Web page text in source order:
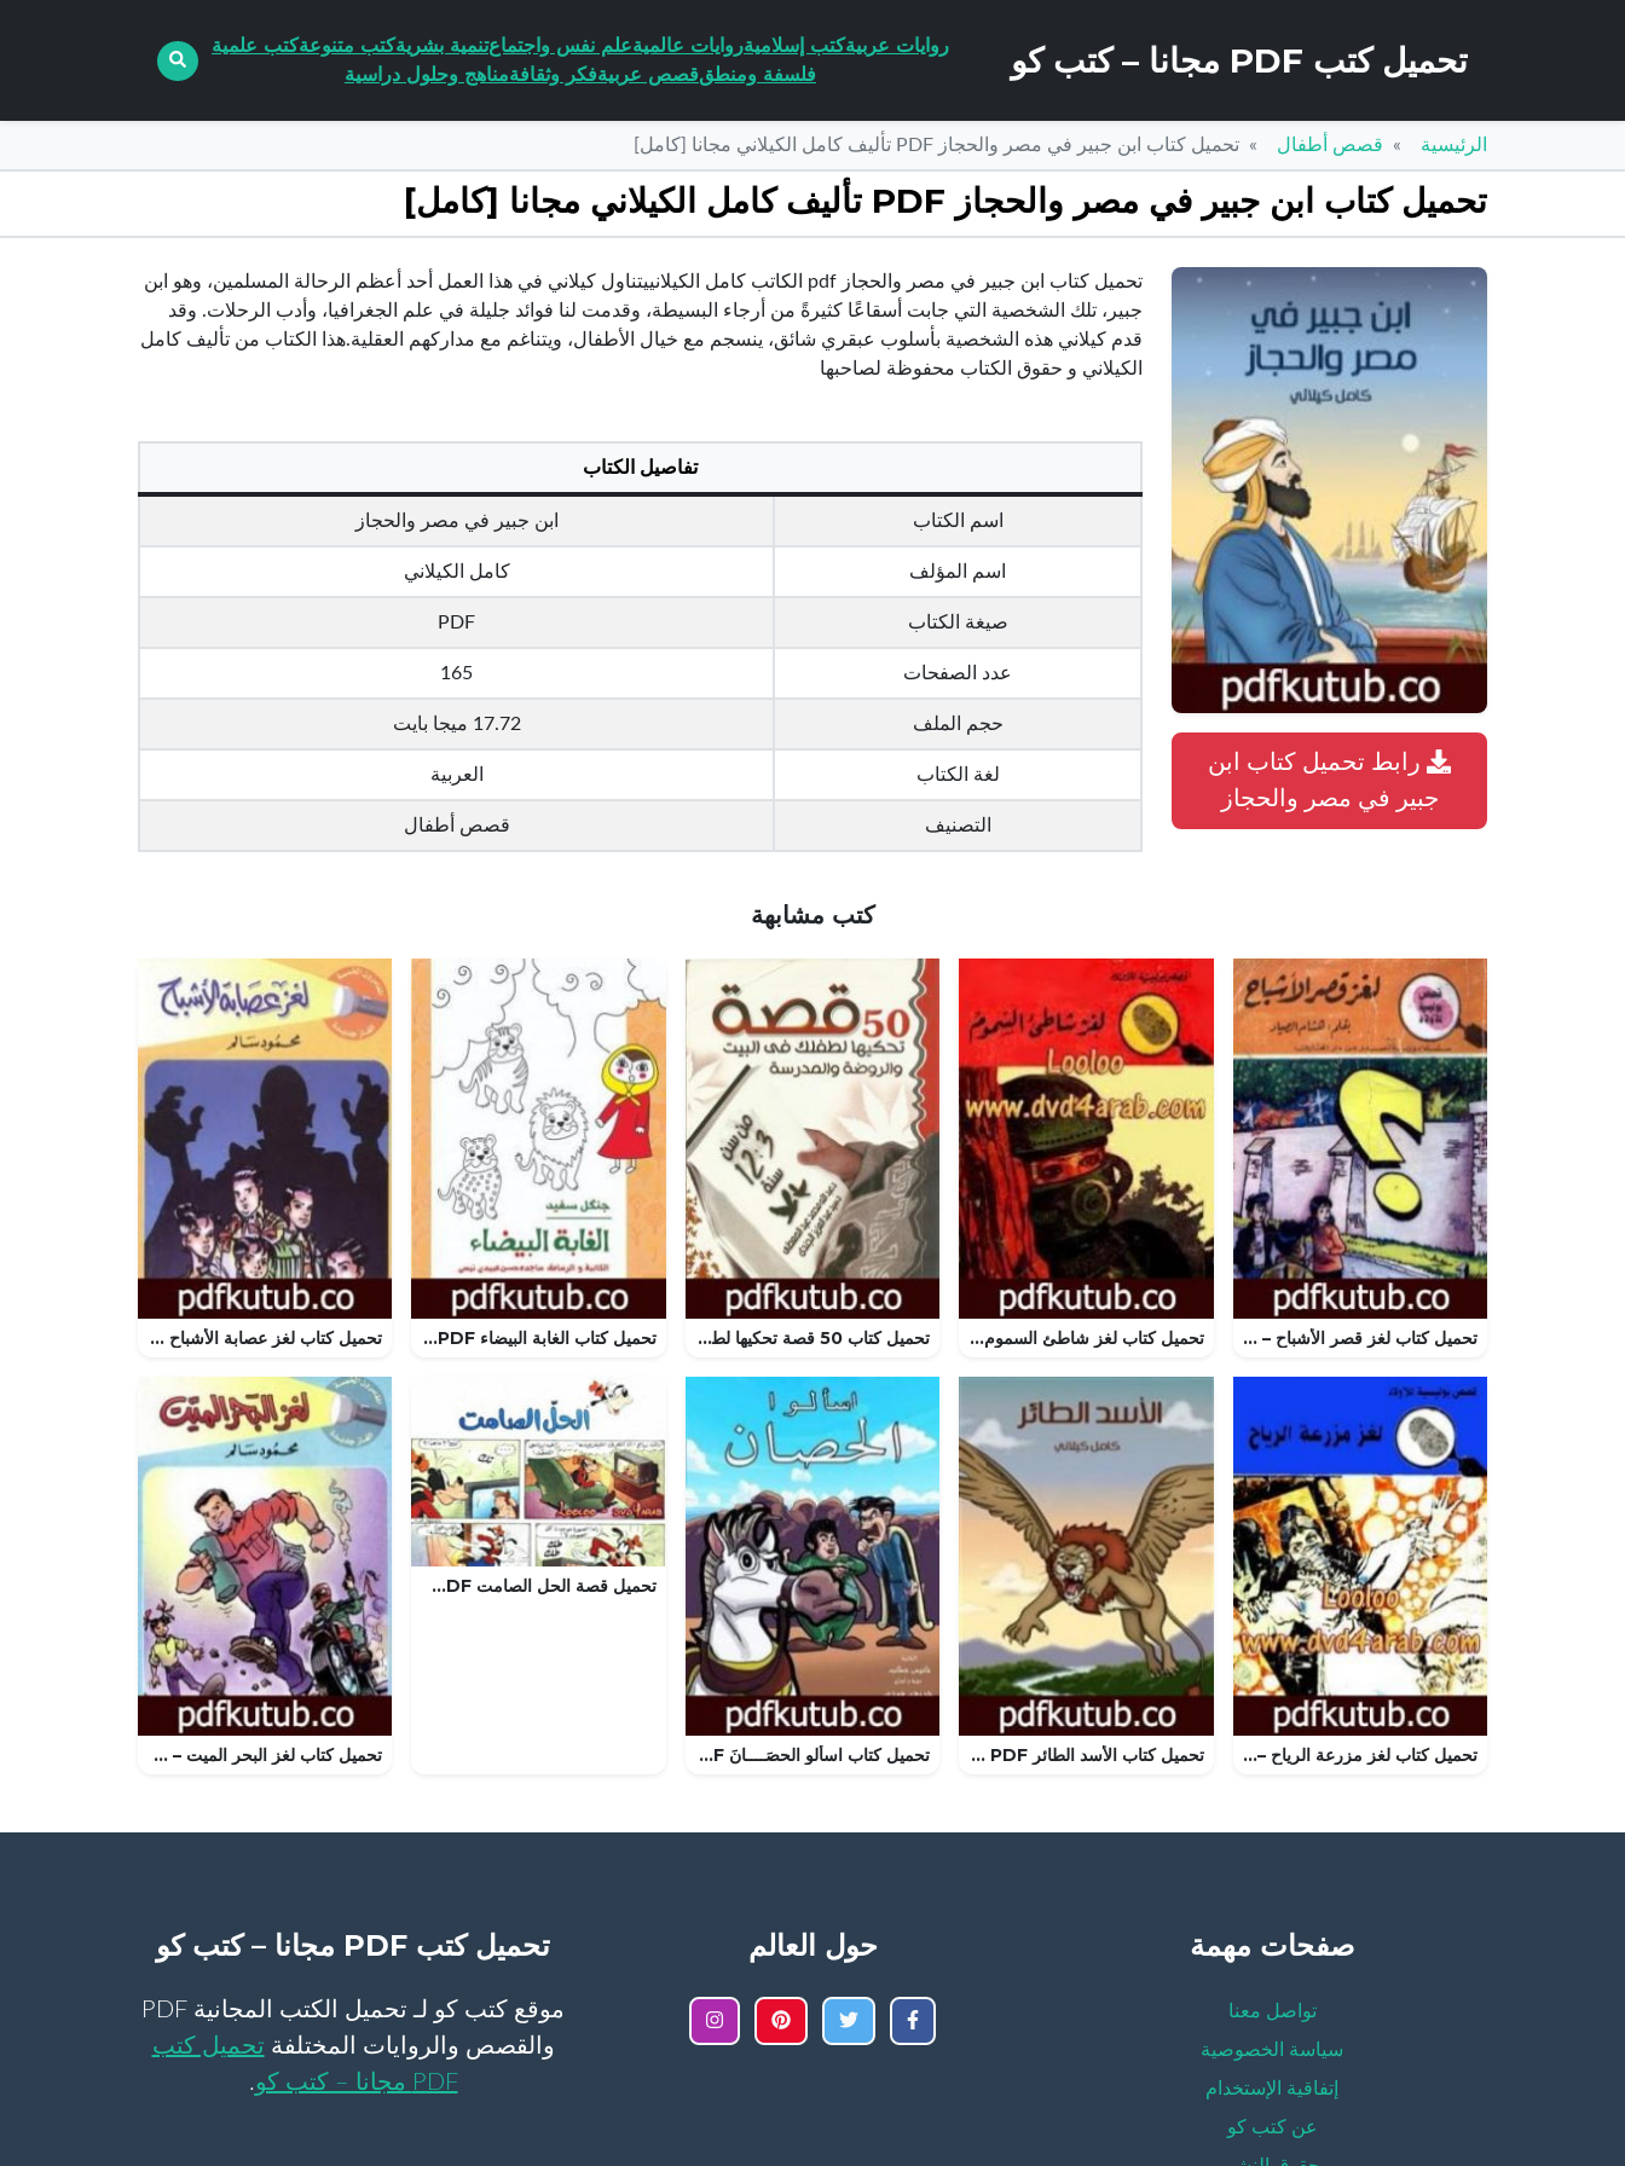
تحميل كتب PDF مجانا – كتب كو روايات عربيةكتب إسلاميةروايات عالميةعلم نفس واجتماعتنمية بشريةكتب متنوعةكتب علمية
فلسفة ومنطققصص عربيةفكر وثقافةمناهج وحلول دراسية
الرئيسية قصص أطفال تحميل كتاب ابن جبير في مصر والحجاز PDF تأليف كامل الكيلاني مجانا [كامل]
تحميل كتاب ابن جبير في مصر والحجاز PDF تأليف كامل الكيلاني مجانا [كامل]
رابط تحميل كتاب ابن
جبير في مصر والحجاز
تحميل كتاب ابن جبير في مصر والحجاز pdf الكاتب كامل الكيلانييتناول كيلاني في هذا العمل أحد أعظم الرحالة المسلمين، وهو ابن
جبير، تلك الشخصية التي جابت أسقاعًا كثيرةً من أرجاء البسيطة، وقدمت لنا فوائد جليلة في علم الجغرافيا، وأدب الرحلات. وقد
قدم كيلاني هذه الشخصية بأسلوب عبقري شائق، ينسجم مع خيال الأطفال، ويتناغم مع مداركهم العقلية.هذا الكتاب من تأليف كامل
الكيلاني و حقوق الكتاب محفوظة لصاحبها
تفاصيل الكتاب
اسم الكتاب ابن جبير في مصر والحجاز
اسم المؤلف كامل الكيلاني
صيغة الكتاب PDF
عدد الصفحات 165
حجم الملف 17.72 ميجا بايت
لغة الكتاب العربية
التصنيف قصص أطفال
كتب مشابهة
تحميل كتاب لغز قصر الأشباح – سلسلة المغامرون الخمسة: 181 PDF تأليف محمود سالم مجانا [كامل] تحميل كتاب لغز شاطئ السموم – سلسلة المغامرون الخمسة: 60 PDF تأليف محمود سالم مجانا [كامل] تحميل كتاب 50 قصة تحكيها لطفلك في البيت والروضة والمدرسة من سن 3 – 12 سنة PDF تأليف عبد الله محمد عبد المعطي مجانا [كامل] تحميل كتاب الغابة البیضاء PDF تأليف ساجدة حسن عبیدي نیسي مجانا [كامل] تحميل كتاب لغز عصابة الأشباح – سلسلة المغامرون الخمسة: 184 PDF تأليف محمود سالم مجانا [كامل]
تحميل كتاب لغز مزرعة الرياح – سلسلة المغامرون الخمسة: 87 PDF تأليف محمود سالم مجانا [كامل] تحميل كتاب الأسد الطائر PDF تأليف كامل الكيلاني مجانا [كامل] تحميل كتاب اسألو الحصَــــانَ PDF تأليف نانيس خطاب مجانا [كامل]
تحميل قصة الحل الصامت PDF للكاتب مجلة ميكى
تحميل كتاب لغز البحر الميت – سلسلة المغامرون الخمسة: 183 PDF تأليف محمود سالم مجانا [كامل]
صفحات مهمة
تواصل معنا
سياسة الخصوصية
إتفاقية الإستخدام
عن كتب كو
حول العالم تحميل كتب PDF مجانا – كتب كو
موقع كتب كو لـ تحميل الكتب المجانية PDF
والقصص والروايات المختلفة تحميل كتب
PDF مجانا – كتب كو
.